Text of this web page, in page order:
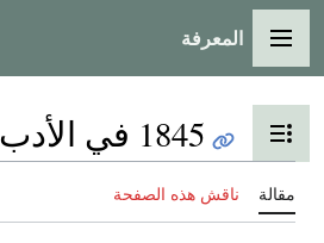
القائمة الرئيسية
المعرفة
تبديل عرض جدول المحتويات
1845 في الأدب
مقالة ناقش هذه الصفحة